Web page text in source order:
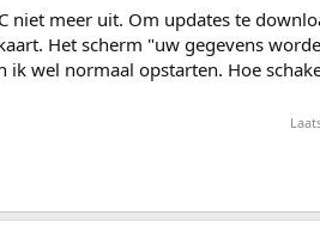
niet meer uit. Om updates te
Het scherm "uw gegevens
wel normaal opstarten. Hoe